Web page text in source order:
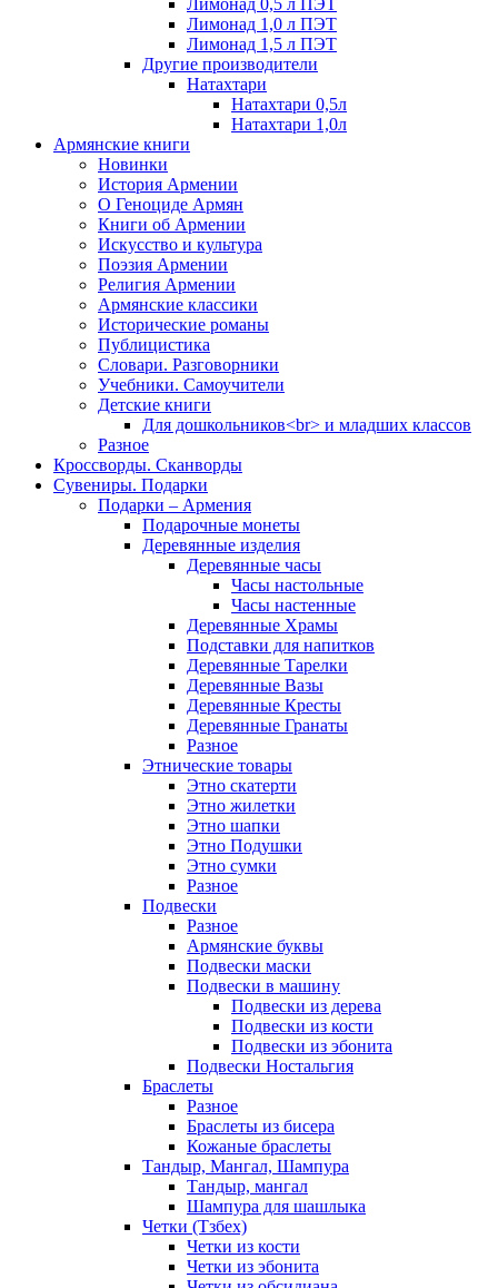
Лимонад 0,5 л ПЭТ
Лимонад 1,0 л ПЭТ
Лимонад 1,5 л ПЭТ
Другие производители
Натахтари
Натахтари 0,5л
Натахтари 1,0л
Армянские книги
Новинки
История Армении
О Геноциде Армян
Книги об Армении
Иcкусство и культура
Поэзия Армении
Религия Армении
Армянские классики
Исторические романы
Публицистика
Словари. Разговорники
Учебники. Самоучители
Детские книги
Для дошкольников<br> и младших классов
Разное
Кроссворды. Сканворды
Сувениры. Подарки
Подарки – Армения
Подарочные монеты
Деревянные изделия
Деревянные часы
Часы настольные
Часы настенные
Деревянные Храмы
Подставки для напитков
Деревянные Тарелки
Деревянные Вазы
Деревянные Кресты
Деревянные Гранаты
Разное
Этнические товары
Этно скатерти
Этно жилетки
Этно шапки
Этно Подушки
Этно сумки
Разное
Подвески
Разное
Армянские буквы
Подвески маски
Подвески в машину
Подвески из дерева
Подвески из кости
Подвески из эбонита
Подвески Ностальгия
Браслеты
Разное
Браслеты из бисера
Кожаные браслеты
Тандыр, Мангал, Шампура
Тандыр, мангал
Шампура для шашлыка
Четки (Тзбех)
Четки из кости
Четки из эбонита